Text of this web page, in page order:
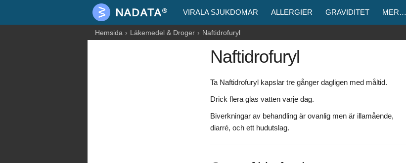
VIRALA SJUKDOMAR ALLERGIER GRAVIDITET MER…
Hemsida Läkemedel & Droger Naftidrofuryl
Naftidrofuryl
Ta Naftidrofuryl kapslar tre gånger dagligen med måltid.
Drick flera glas vatten varje dag.
Biverkningar av behandling är ovanlig men är illamående,
diarré, och ett hudutslag.